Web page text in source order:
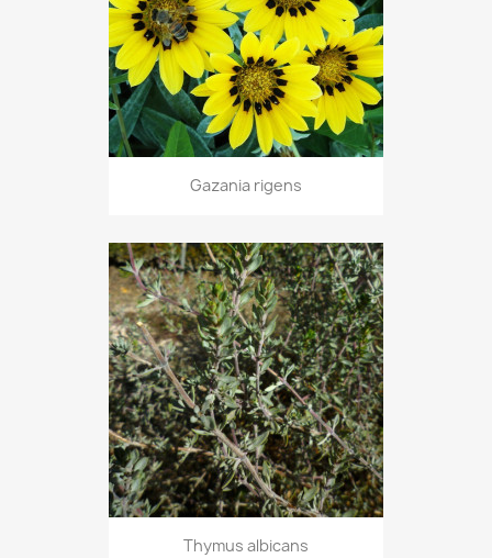
Gazania rigens
Thymus albicans